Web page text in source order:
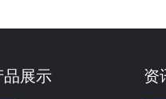
品展示 资